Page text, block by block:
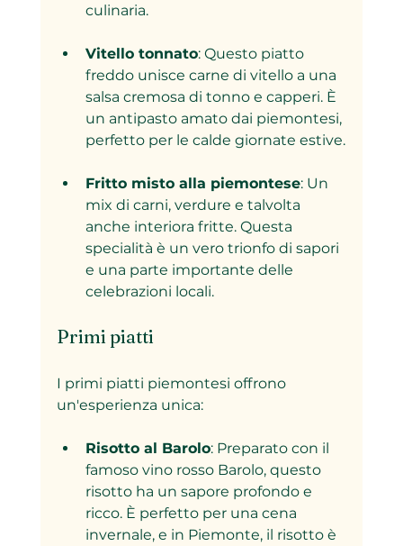
culinaria.
Vitello tonnato: Questo piatto
freddo unisce carne di vitello a una
salsa cremosa di tonno e capperi. È
un antipasto amato dai piemontesi,
perfetto per le calde giornate estive.
Fritto misto alla piemontese: Un
mix di carni, verdure e talvolta
anche interiora fritte. Questa
specialità è un vero trionfo di sapori
e una parte importante delle
celebrazioni locali.
Primi piatti
I primi piatti piemontesi offrono
un'esperienza unica:
Risotto al Barolo: Preparato con il
famoso vino rosso Barolo, questo
risotto ha un sapore profondo e
ricco. È perfetto per una cena
invernale, e in Piemonte, il risotto è